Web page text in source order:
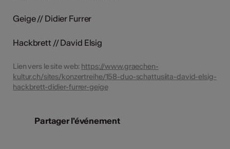
Geige // Didier Furrer
Hackbrett // David Elsig
Lien vers le site web: https://www.graechen-
kultur.ch/sites/konzertreihe/158-duo-schattusiita-david-elsig-
hackbrett-didier-furrer-geige
Partager l'événement